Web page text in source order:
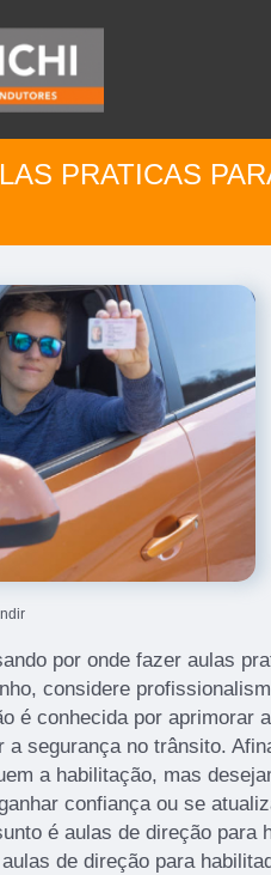
PRATICAS
por onde fazer aulas
considere
é conhecida por aprimorar
a segurança no trânsito.
a habilitação, mas
confiança ou se
é aulas de direção para
de direção para